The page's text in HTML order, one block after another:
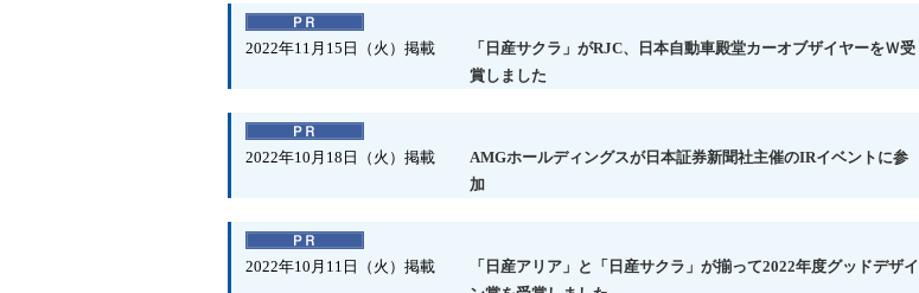
2022年11月15日（火）掲載
「日産サクラ」がRJC、日本自動車殿堂カーオブザイヤーをＷ受
賞しました
2022年10月18日（火）掲載
AMGホールディングスが日本証券新聞社主催のIRイベントに参
加
2022年10月11日（火）掲載
「日産アリア」と「日産サクラ」が揃って2022年度グッドデザイ